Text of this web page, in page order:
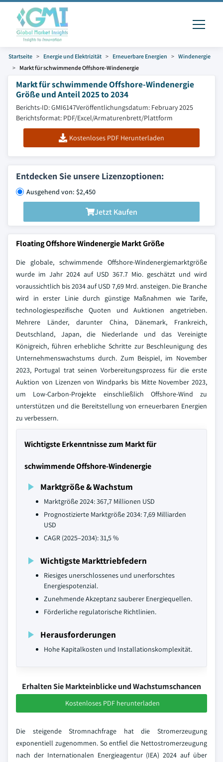
Startseite Energie und Elektrizität Erneuerbare Energien
Windenergie
Markt für schwimmende Offshore-Windenergie
Markt für schwimmende Offshore-Windenergie
Größe und Anteil 2025 to 2034
Berichts-ID: GMI6147Veröffentlichungsdatum: February 2025
Berichtsformat: PDF/Excel/Armaturenbrett/Plattform
Kostenloses PDF Herunterladen
Entdecken Sie unsere Lizenzoptionen:
Ausgehend von: $2,450
Jetzt Kaufen
Floating Offshore Windenergie Markt Größe
Die globale, schwimmende Offshore-Windenergiemarktgröße
wurde im Jahr 2024 auf USD 367.7 Mio. geschätzt und wird
voraussichtlich bis 2034 auf USD 7,69 Mrd. ansteigen. Die Branche
wird in erster Linie durch günstige Maßnahmen wie Tarife,
technologiespezifische Quoten und Auktionen angetrieben.
Mehrere Länder, darunter China, Dänemark, Frankreich,
Deutschland, Japan, die Niederlande und das Vereinigte
Königreich, führen erhebliche Schritte zur Beschleunigung des
Unternehmenswachstums durch. Zum Beispiel, im November
2023, Portugal trat seinen Vorbereitungsprozess für die erste
Auktion von Lizenzen von Windparks bis Mitte November 2023,
um Low-Carbon-Projekte einschließlich Offshore-Wind zu
unterstützen und die Bereitstellung von erneuerbaren Energien
zu verbessern.
Wichtigste Erkenntnisse zum Markt für
schwimmende Offshore-Windenergie
Marktgröße & Wachstum
Marktgröße 2024: 367,7 Millionen USD
Prognostizierte Marktgröße 2034: 7,69 Milliarden
USD
CAGR (2025–2034): 31,5 %
Wichtigste Markttriebfedern
Riesiges unerschlossenes und unerforschtes
Energiespotenzial.
Zunehmende Akzeptanz sauberer Energiequellen.
Förderliche regulatorische Richtlinien.
Herausforderungen
Hohe Kapitalkosten und Installationskomplexität.
Erhalten Sie Markteinblicke und Wachstumschancen
Kostenloses PDF herunterladen
Die steigende Stromnachfrage hat die Stromerzeugung
exponentiell zugenommen. So entfiel die Nettostromerzeugung
nach der Internationalen Energieagentur (IEA) 2024 auf über